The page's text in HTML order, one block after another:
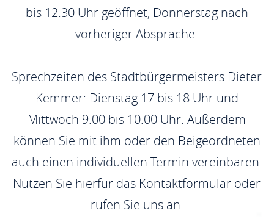
bis 12.30 Uhr geöffnet, Donnerstag nach
vorheriger Absprache.
Sprechzeiten des Stadtbürgermeisters Dieter
Kemmer: Dienstag 17 bis 18 Uhr und
Mittwoch 9.00 bis 10.00 Uhr. Außerdem
können Sie mit ihm oder den Beigeordneten
auch einen individuellen Termin vereinbaren.
Nutzen Sie hierfür das Kontaktformular oder
rufen Sie uns an.